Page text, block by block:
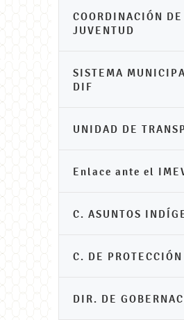
COORDINACIÓN
JUVENTUD
SISTEMA
DIF
UNIDAD DE
Enlace ante el
C. ASUNTOS
C. DE
DIR. DE